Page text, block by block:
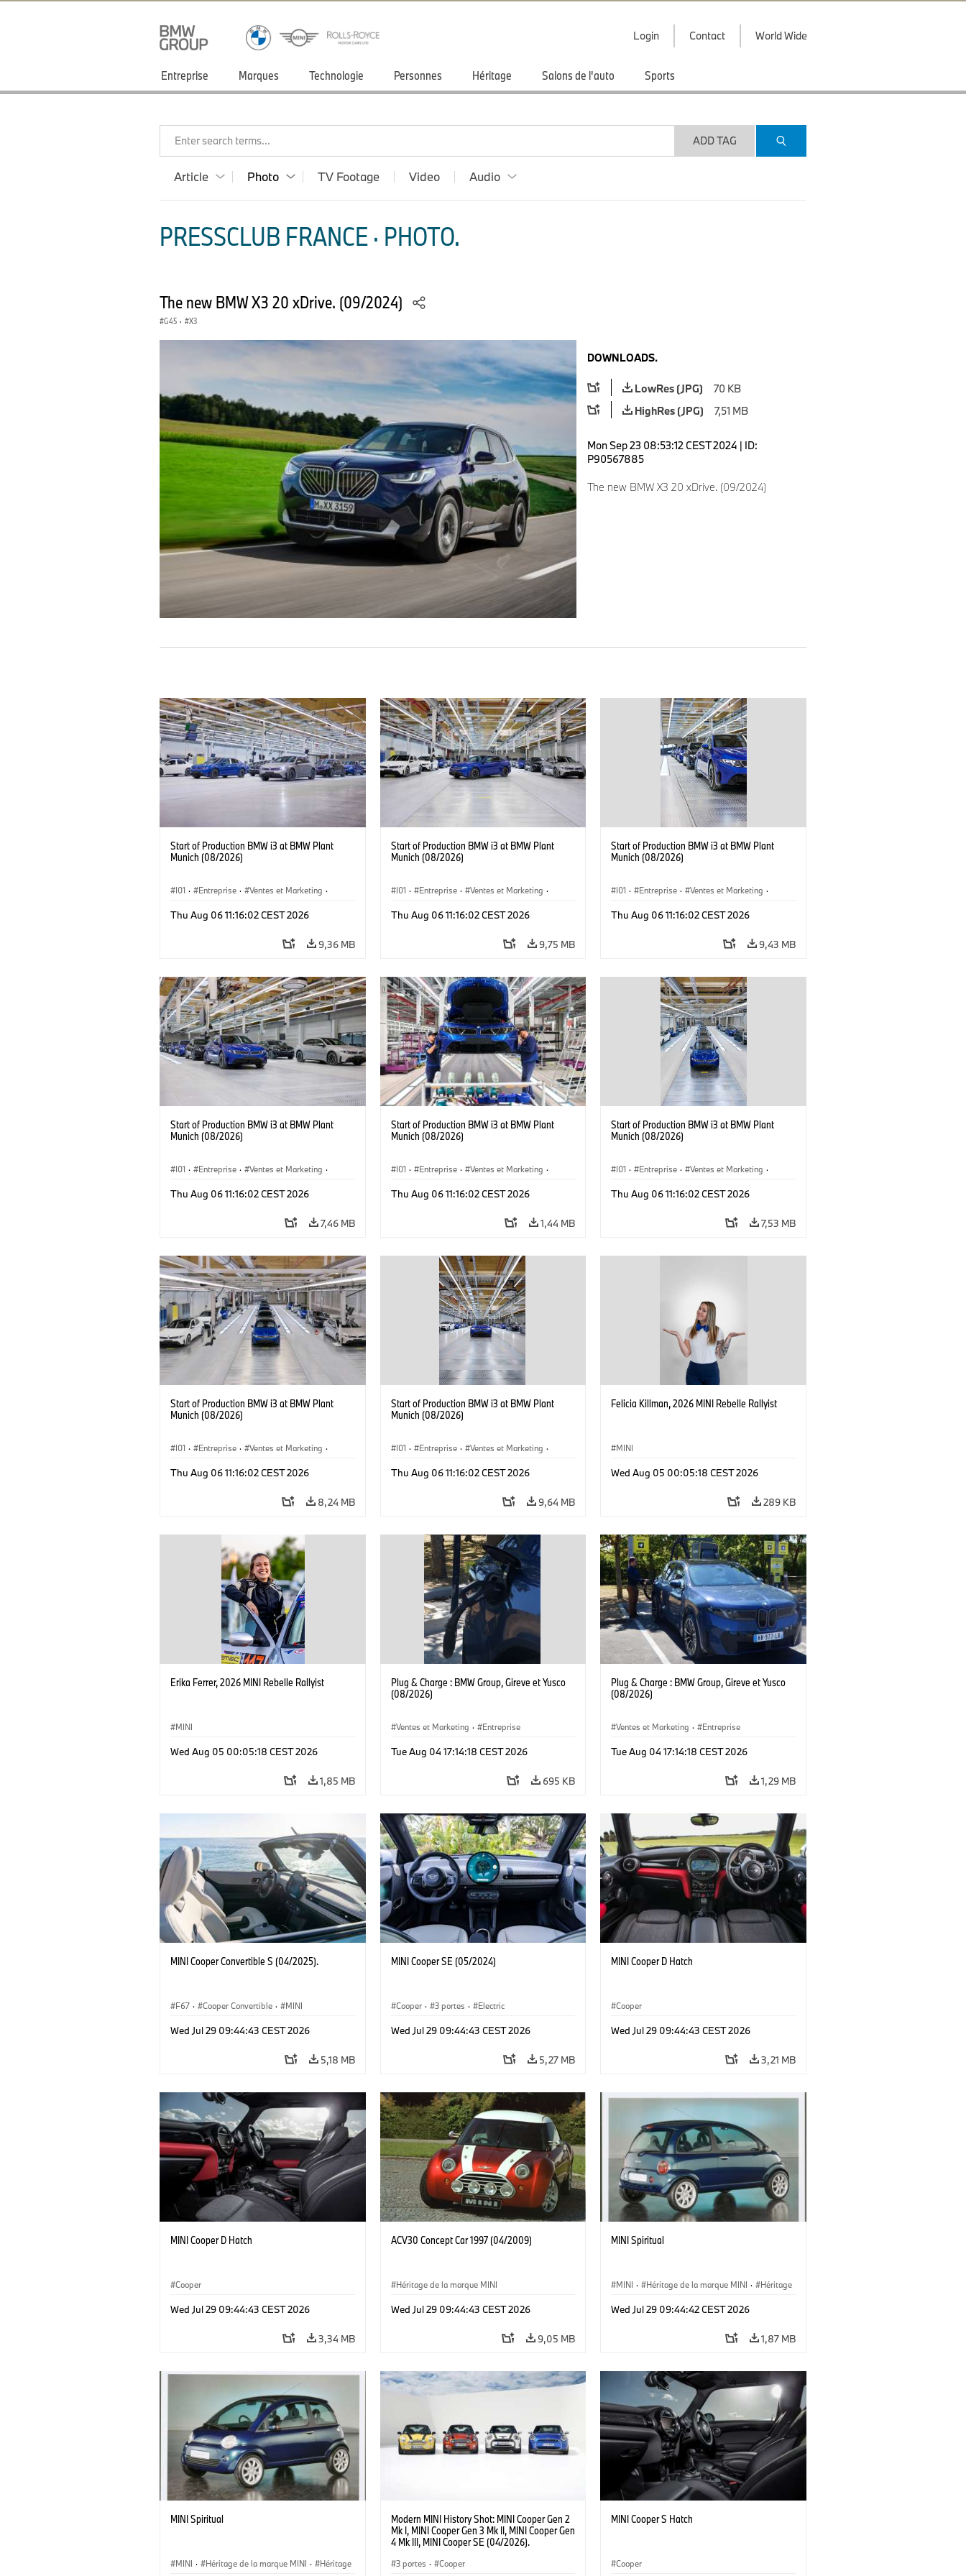
Login Contact World Wide
Entreprise Marques Technologie Personnes Héritage Salons de l'auto Sports
Enter search terms... ADD TAG
Article Photo TV Footage Video Audio
PRESSCLUB FRANCE · PHOTO.
The new BMW X3 20 xDrive. (09/2024)
G45 · X3
DOWNLOADS.
LowRes (JPG)
70 KB
HighRes (JPG)
7,51 MB
Mon Sep 23 08:53:12 CEST 2024 | ID:
P90567885
The new BMW X3 20 xDrive. (09/2024)
Start of Production BMW i3 at BMW Plant
Munich (08/2026)
I01 · Entreprise · Ventes et Marketing ·
Thu Aug 06 11:16:02 CEST 2026
9,36 MB
Start of Production BMW i3 at BMW Plant
Munich (08/2026)
I01 · Entreprise · Ventes et Marketing ·
Thu Aug 06 11:16:02 CEST 2026
9,75 MB
Start of Production BMW i3 at BMW Plant
Munich (08/2026)
I01 · Entreprise · Ventes et Marketing ·
Thu Aug 06 11:16:02 CEST 2026
9,43 MB
Start of Production BMW i3 at BMW Plant
Munich (08/2026)
I01 · Entreprise · Ventes et Marketing ·
Thu Aug 06 11:16:02 CEST 2026
7,46 MB
Start of Production BMW i3 at BMW Plant
Munich (08/2026)
I01 · Entreprise · Ventes et Marketing ·
Thu Aug 06 11:16:02 CEST 2026
1,44 MB
Start of Production BMW i3 at BMW Plant
Munich (08/2026)
I01 · Entreprise · Ventes et Marketing ·
Thu Aug 06 11:16:02 CEST 2026
7,53 MB
Start of Production BMW i3 at BMW Plant
Munich (08/2026)
I01 · Entreprise · Ventes et Marketing ·
Thu Aug 06 11:16:02 CEST 2026
8,24 MB
Start of Production BMW i3 at BMW Plant
Munich (08/2026)
I01 · Entreprise · Ventes et Marketing ·
Thu Aug 06 11:16:02 CEST 2026
9,64 MB
Felicia Killman, 2026 MINI Rebelle Rallyist
MINI
Wed Aug 05 00:05:18 CEST 2026
289 KB
Erika Ferrer, 2026 MINI Rebelle Rallyist
MINI
Wed Aug 05 00:05:18 CEST 2026
1,85 MB
Plug & Charge : BMW Group, Gireve et Yusco
(08/2026)
Ventes et Marketing · Entreprise
Tue Aug 04 17:14:18 CEST 2026
695 KB
Plug & Charge : BMW Group, Gireve et Yusco
(08/2026)
Ventes et Marketing · Entreprise
Tue Aug 04 17:14:18 CEST 2026
1,29 MB
MINI Cooper Convertible S (04/2025).
F67 · Cooper Convertible · MINI
Wed Jul 29 09:44:43 CEST 2026
5,18 MB
MINI Cooper SE (05/2024)
Cooper · 3 portes · Electric
Wed Jul 29 09:44:43 CEST 2026
5,27 MB
MINI Cooper D Hatch
Cooper
Wed Jul 29 09:44:43 CEST 2026
3,21 MB
MINI Cooper D Hatch
Cooper
Wed Jul 29 09:44:43 CEST 2026
3,34 MB
ACV30 Concept Car 1997 (04/2009)
Héritage de la marque MINI
Wed Jul 29 09:44:43 CEST 2026
9,05 MB
MINI Spiritual
MINI · Héritage de la marque MINI ·
Héritage
Wed Jul 29 09:44:42 CEST 2026
1,87 MB
MINI Spiritual
MINI · Héritage de la marque MINI ·
Héritage
Modern MINI History Shot: MINI Cooper Gen 2
Mk I, MINI Cooper Gen 3 Mk II, MINI Cooper Gen
4 Mk III, MINI Cooper SE (04/2026).
3 portes · Cooper
MINI Cooper S Hatch
Cooper